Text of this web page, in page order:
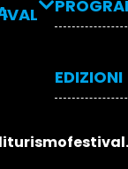
Relatori
EDIZIONI
2025